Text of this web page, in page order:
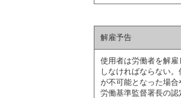
解雇予告
使用者は労働者を解
しなければならない
が不可能となった場
労働基準監督署長の